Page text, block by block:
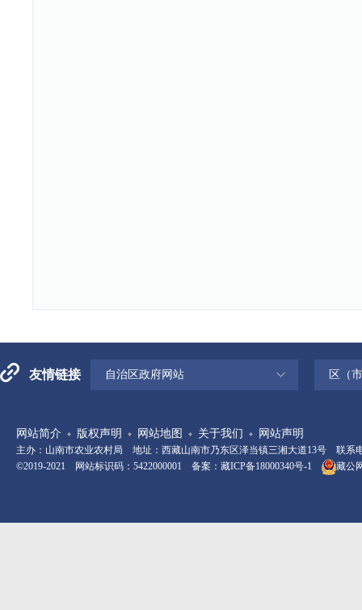
友情链接 自治区政府网站 区（
网站简介 版权声明 网站地图 关于我们 网站声明
主办：山南市农业农村局 地址：西藏山南市乃东区泽当镇三湘大道13号 联系电
©2019-2021 网站标识码：5422000001 备案： 藏ICP备18000340号-1 藏公